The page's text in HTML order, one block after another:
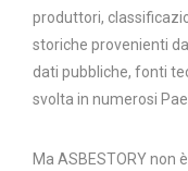
produttori,
storiche provenienti
dati pubbliche, fonti
svolta in numerosi
Ma ASBESTORY non